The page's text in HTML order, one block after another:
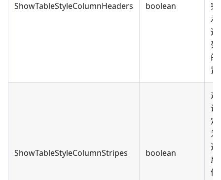
ShowTableStyleColumnHeaders boolean
突
示
透
列
的
置
ShowTableStyleColumnStripes boolean
返
设
定
为
透
启
偶